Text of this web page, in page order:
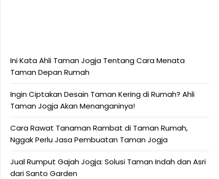
Ini Kata Ahli Taman Jogja Tentang Cara Menata
Taman Depan Rumah
Ingin Ciptakan Desain Taman Kering di Rumah? Ahli
Taman Jogja Akan Menanganinya!
Cara Rawat Tanaman Rambat di Taman Rumah,
Nggak Perlu Jasa Pembuatan Taman Jogja
Jual Rumput Gajah Jogja: Solusi Taman Indah dan Asri
dari Santo Garden